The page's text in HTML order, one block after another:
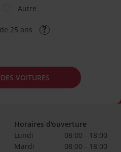
Autre
25 ans
VOITURES
Horaires d'ouverture
Lundi
08:00 - 18:00
Mardi
08:00 - 18:00